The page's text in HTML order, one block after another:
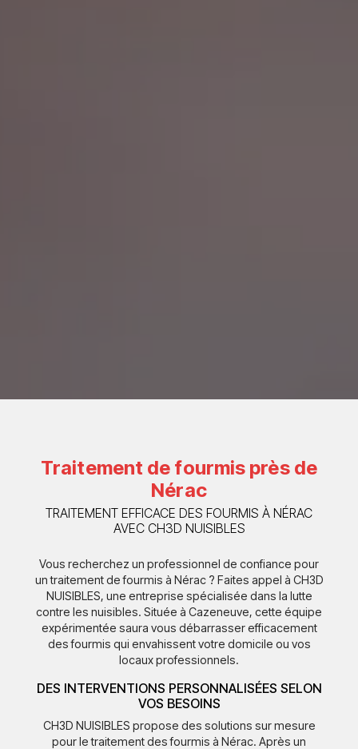
Traitement de fourmis près de
Nérac
TRAITEMENT EFFICACE DES FOURMIS À NÉRAC
AVEC CH3D NUISIBLES
Vous recherchez un professionnel de confiance pour
un traitement de fourmis à Nérac ? Faites appel à CH3D
NUISIBLES, une entreprise spécialisée dans la lutte
contre les nuisibles. Située à Cazeneuve, cette équipe
expérimentée saura vous débarrasser efficacement
des fourmis qui envahissent votre domicile ou vos
locaux professionnels.
DES INTERVENTIONS PERSONNALISÉES SELON
VOS BESOINS
CH3D NUISIBLES propose des solutions sur mesure
pour le traitement des fourmis à Nérac. Après un